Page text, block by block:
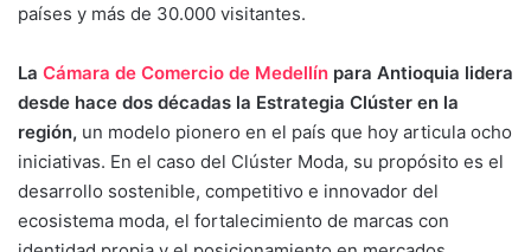
países y más de 30.000 visitantes.
La Cámara de Comercio de Medellín para Antioquia lidera
desde hace dos décadas la Estrategia Clúster en la
región, un modelo pionero en el país que hoy articula ocho
iniciativas. En el caso del Clúster Moda, su propósito es el
desarrollo sostenible, competitivo e innovador del
ecosistema moda, el fortalecimiento de marcas con